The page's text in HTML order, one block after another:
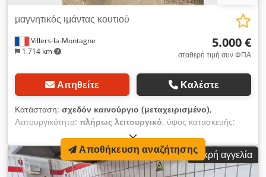
Villers-la-Montagne
1.714 km
μαγνητικός ιμάντας κουτιού
5.000 €
σταθερή τιμή συν ΦΠΑ
Αιτηθείτε Καλέστε
Κατάσταση: σχεδόν καινούργιο (μεταχειρισμένο),
Λειτουργικότητα: πλήρως λειτουργικό, ύψος κατασκευής:
2 kW (2,72 ίππους)
εξοπλισμένη με μαγνητικό θάλαμο καθαρισμού (νεοδύμιο) με
αυτόματο καθαρισμό. Διάμετρος 300 mm. Συνεχής
απομάκρυνση σιδηρούχων σωματιδίων από κοκκώδη, σκόνες
Μικρή αγγελία
Αποθήκευση αναζήτησης